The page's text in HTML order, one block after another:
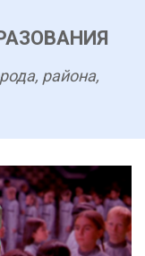
района,